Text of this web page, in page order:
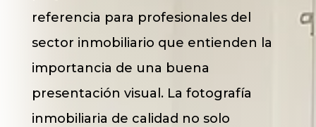
referencia para profesionales del
sector inmobiliario que entienden la
importancia de una buena
presentación visual. La fotografía
inmobiliaria de calidad no solo